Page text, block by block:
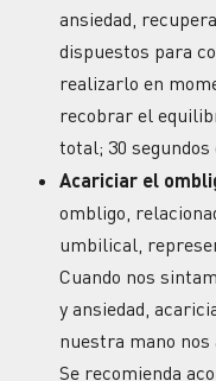
ansiedad,
dispuestos para
realizarlo en
recobrar el
total; 30 segundos
Acariciar el
ombligo,
umbilical,
Cuando nos
y ansiedad,
nuestra mano nos
Se recomienda